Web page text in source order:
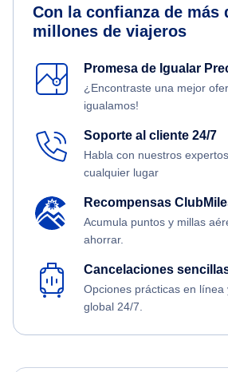
Con la confianza de más
millones de viajeros
Promesa de Igualar
¿Encontraste una mejor
igualamos!
Soporte al cliente 24/7
Habla con nuestros
cualquier lugar
Recompensas
Acumula puntos y millas
ahorrar.
Cancelaciones
Opciones prácticas en línea
global 24/7.